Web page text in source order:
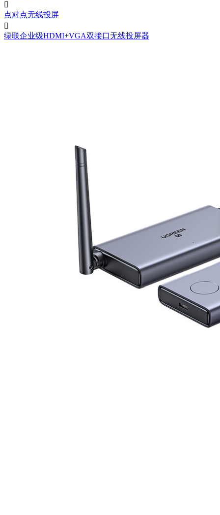

点对点无线投屏

绿联企业级HDMI+VGA双接口无线投屏器